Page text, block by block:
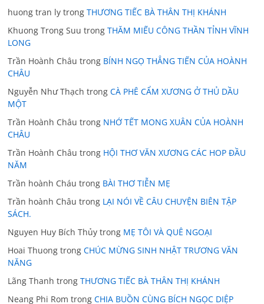
huong tran ly trongTHƯƠNG TIẾC BÀ THÂN THỊ KHÁNH
Khuong Trong Suu trongTHĂM MIẾU CÔNG THẦN TỈNH VĨNH
LONG
Trần Hoành Châu trong BÍNH NGỌ THẲNG TIẾN CỦA HOÀNH
CHÂU
Nguyễn Như Thạch trongCÀ PHÊ CẨM XƯƠNG Ở THỦ DẦU
MỘT
Trần Hoành Châu trong NHỚ TẾT MONG XUÂN CỦA HOÀNH
CHÂU
Trần Hoành Châu trong HỘI THƠ VĂN XƯƠNG CÁC HOP ĐẦU
NĂM
Trần hoành Cháu trong BÀI THƠ TIỄN MẸ
Trần hoành Châu trong LẠI NÓI VỀ CÂU CHUYỆN BIÊN TẬP
SÁCH.
Nguyen Huy Bích Thủy trong MẸ TÔI VÀ QUÊ NGOẠI
Hoai Thuong trongCHÚC MỪNG SINH NHẬT TRƯƠNG VĂN
NĂNG
Lãng Thanh trongTHƯƠNG TIẾC BÀ THÂN THỊ KHÁNH
Neang Phi Rom trongCHIA BUỒN CÙNG BÍCH NGỌC DIỆP